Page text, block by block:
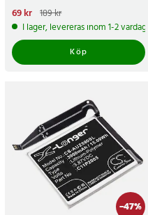
Nuvarande pris
pris:189 kr
69 kr 189 kr
I lager, levereras inom 1-2 vardagar
Köp
-47%